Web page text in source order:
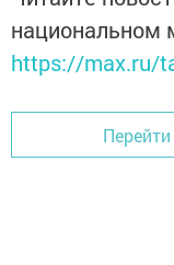
национальном
https://max.ru/